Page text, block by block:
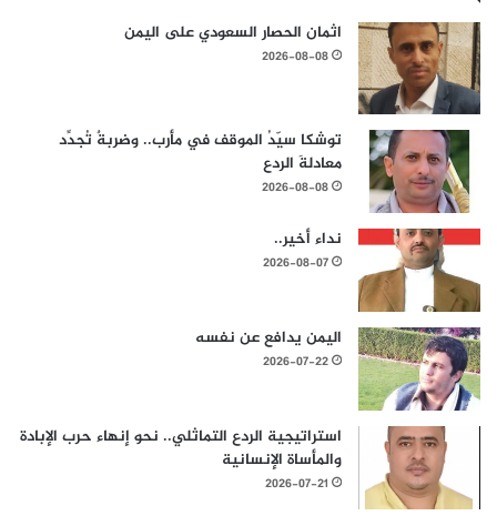
اثمان الحصار السعودي على اليمن
2026-08-08
توشكا سيّدُ الموقف في مأرب.. وضربةٌ تُجدِّد
معادلةَ الردع
2026-08-08
نداء أخير..
2026-08-07
اليمن يدافع عن نفسه
2026-07-22
استراتيجية الردع التماثلي.. نحو إنهاء حرب الإبادة
والمأساة الإنسانية
2026-07-21